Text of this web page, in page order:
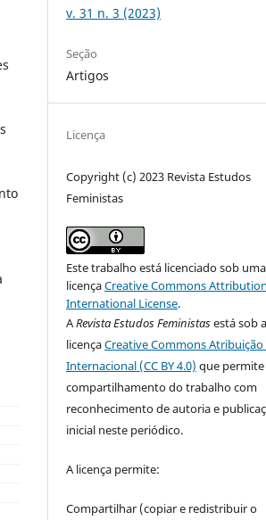
v. 31 n. 3 (2023)
Seção
Artigos
Licença
Copyright (c) 2023 Revista Estudos
Feministas
Este trabalho está licenciado sob uma
licençaCreative Commons
International License.
ARevista Estudos Feministasestá sob a
licençaCreative Commons Atribuição
Internacional (CC BY 4.0) que
compartilhamento do trabalho com
reconhecimento de autoria e
inicial neste periódico.
A licença permite:
Compartilhar (copiar e redistribuir o